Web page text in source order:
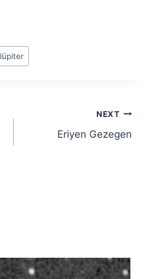
NEXT
Eriyen Gezegen